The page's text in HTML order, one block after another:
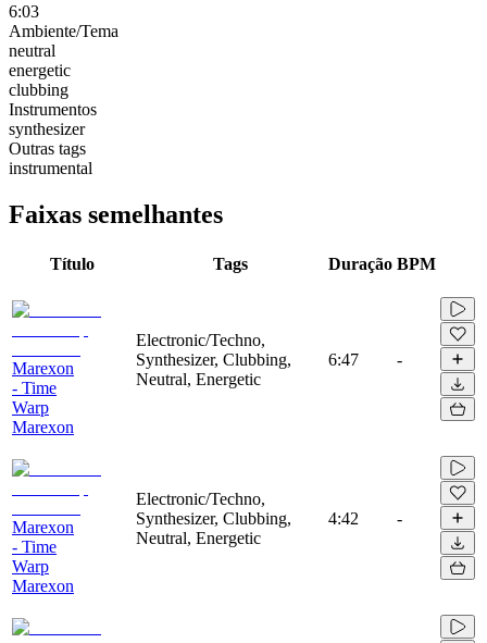
6:03
Ambiente/Tema
neutral
energetic
clubbing
Instrumentos
synthesizer
Outras tags
instrumental
Faixas semelhantes
Título Tags Duração BPM
Marexon
- Time
Warp
Marexon
Electronic/Techno,
Synthesizer, Clubbing,
Neutral, Energetic
6:47 -
Marexon
- Time
Warp
Marexon
Electronic/Techno,
Synthesizer, Clubbing,
Neutral, Energetic
4:42 -